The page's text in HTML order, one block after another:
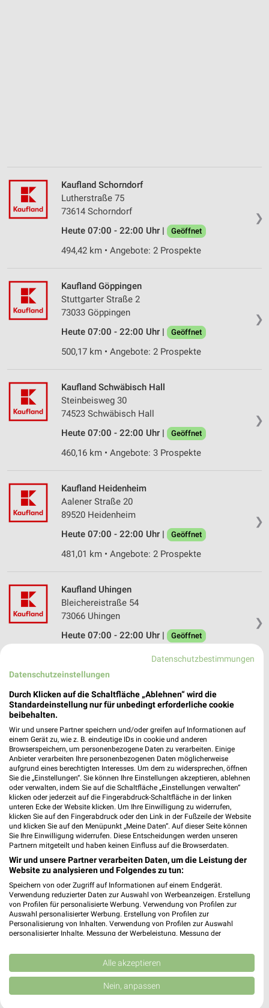
❯
Kaufland Schorndorf
Lutherstraße 75
73614 Schorndorf
Heute 07:00 - 22:00 Uhr |
Geöffnet
494,42 km • Angebote: 2 Prospekte
❯
Kaufland Göppingen
Stuttgarter Straße 2
73033 Göppingen
Heute 07:00 - 22:00 Uhr |
Geöffnet
500,17 km • Angebote: 2 Prospekte
❯
Kaufland Schwäbisch Hall
Steinbeisweg 30
74523 Schwäbisch Hall
Heute 07:00 - 22:00 Uhr |
Geöffnet
460,16 km • Angebote: 3 Prospekte
❯
Kaufland Heidenheim
Aalener Straße 20
89520 Heidenheim
Heute 07:00 - 22:00 Uhr |
Geöffnet
481,01 km • Angebote: 2 Prospekte
❯
Kaufland Uhingen
Bleichereistraße 54
73066 Uhingen
Heute 07:00 - 22:00 Uhr |
Geöffnet
502,43 km • Angebote: 2 Prospekte
Kaufland Heidenheim
Wilhelmstraße 148
Heute 07:00 - 22:00 Uhr | Geöffnet
485,43 km • Angebote: 2 Prospekte
Stadtverwaltung Große Kreisstadt Öhringen
Marktplatz 15
74613 Öhringen
459,53 km
Friedrichsbad - Kannewischer Collection Baden-
Baden
Römerplatz 1
76530 Baden-Baden
Heute 09:00 - 22:00 Uhr | Geöffnet
553,84 km
Caracalla Therme - Kannewischer Collection
Datenschutzbestimmungen
Datenschutzeinstellungen
Durch Klicken auf die Schaltfläche „Ablehnen“ wird die
Standardeinstellung nur für unbedingt erforderliche cookie
beibehalten.
Wir und unsere Partner speichern und/oder greifen auf Informationen auf
einem Gerät zu, wie z. B. eindeutige IDs in cookie und anderen
Browserspeichern, um personenbezogene Daten zu verarbeiten. Einige
Anbieter verarbeiten Ihre personenbezogenen Daten möglicherweise
aufgrund eines berechtigten Interesses. Um dem zu widersprechen, öffnen
Sie die „Einstellungen“. Sie können Ihre Einstellungen akzeptieren, ablehnen
oder verwalten, indem Sie auf die Schaltfläche „Einstellungen verwalten“
klicken oder jederzeit auf die Fingerabdruck-Schaltfläche in der linken
unteren Ecke der Website klicken. Um Ihre Einwilligung zu widerrufen,
klicken Sie auf den Fingerabdruck oder den Link in der Fußzeile der Website
und klicken Sie auf den Menüpunkt „Meine Daten“. Auf dieser Seite können
Sie Ihre Einwilligung widerrufen. Diese Entscheidungen werden unseren
Partnern mitgeteilt und haben keinen Einfluss auf die Browserdaten.
Wir und unsere Partner verarbeiten Daten, um die Leistung der
Website zu analysieren und Folgendes zu tun:
Speichern von oder Zugriff auf Informationen auf einem Endgerät.
Verwendung reduzierter Daten zur Auswahl von Werbeanzeigen. Erstellung
von Profilen für personalisierte Werbung. Verwendung von Profilen zur
Auswahl personalisierter Werbung. Erstellung von Profilen zur
Personalisierung von Inhalten. Verwendung von Profilen zur Auswahl
personalisierter Inhalte. Messung der Werbeleistung. Messung der
Kombinationen von Daten aus verschiedenen Quellen. Entwicklung und
Verbesserung der Angebote. Verwendung reduzierter Daten zur Auswahl
von Inhalten.
Daten können außerhalb der Europäischen Union weitergegeben und in die
USA gesendet werden.
Alle akzeptieren
Nein, anpassen